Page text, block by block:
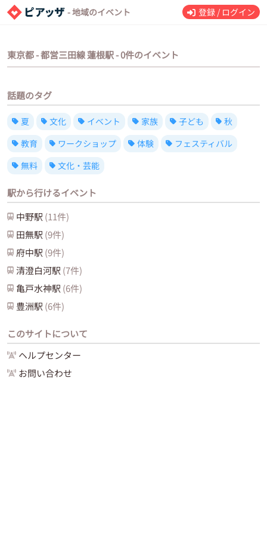
- 地域のイベント 登録 / ログイン
東京都 - 都営三田線 蓮根駅 - 0件のイベント
話題のタグ
夏 文化 イベント 家族 子ども
秋
教育
ワークショップ 体験
フェスティバル
無料
文化・芸能
駅から行けるイベント
中野駅 (11件)
田無駅 (9件)
府中駅 (9件)
清澄白河駅 (7件)
亀戸水神駅 (6件)
豊洲駅 (6件)
このサイトについて
ヘルプセンター
お問い合わせ